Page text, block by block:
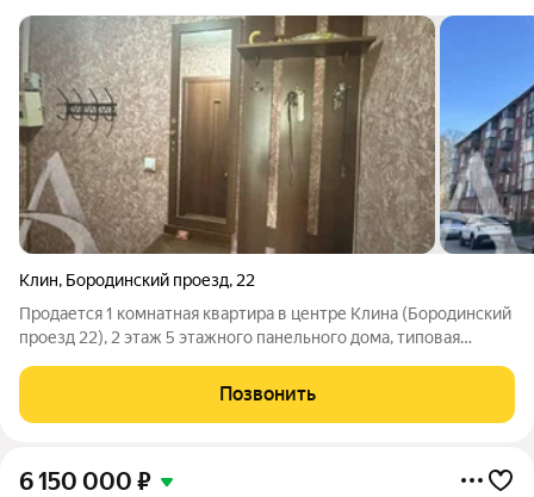
Клин, Бородинский проезд, 22
Продается 1 комнатная квартира в центре Клина (Бородинский
проезд 22), 2 этаж 5 этажного панельного дома, типовая
кухня 6 кв.м., сан. узел совмещенный, требует ремонта, самый
лучший район
Позвонить
6 150 000 ₽